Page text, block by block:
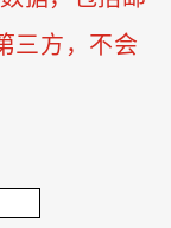
三方，不会